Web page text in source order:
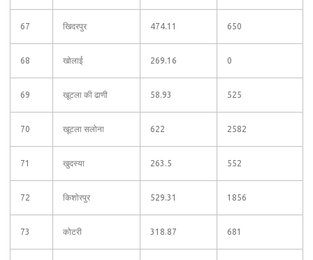
67 खिदरपुर 474.11 650
68 खोलाई 269.16 0
69 खूटला की ढाणी 58.93 525
70 खूटला सलोना 622 2582
71 खुदस्या 263.5 552
72 किशोरपुर 529.31 1856
73 कोटरी 318.87 681